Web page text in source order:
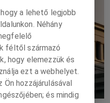
a lehető legjobb
Néhány
féltől származó
hogy elemezzük és
ezt a webhelyet.
hozzájárulásával
és mindig